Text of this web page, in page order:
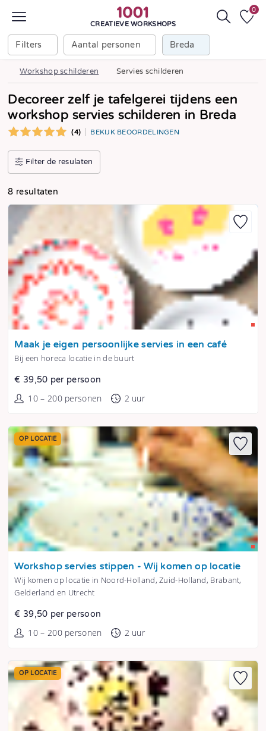
CREATIEVE WORKSHOPS
Filters Aantal personen Breda
0
Workshop schilderen Servies schilderen
Decoreer zelf je tafelgerei tijdens een
workshop servies schilderen in Breda
(4) BEKIJK BEOORDELINGEN
Filter de resulaten
8 resultaten
Tonen
Maak je eigen persoonlijke servies in een café
Bij een horeca locatie in de buurt
€ 39,50 per persoon
10 – 200 personen 2 uur
Tonen
OP LOCATIE
Workshop servies stippen - Wij komen op locatie
Wij komen op locatie in Noord-Holland, Zuid-Holland, Brabant,
Gelderland en Utrecht
€ 39,50 per persoon
10 – 200 personen 2 uur
OP LOCATIE